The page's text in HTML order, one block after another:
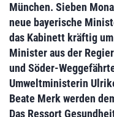
München. Sieben
neue bayerische
das Kabinett kräftig
Minister aus der
und Söder-
Umweltministerin
Beate Merkwerden
Das Ressort